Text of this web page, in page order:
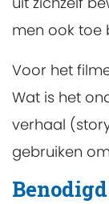
men ook toe
Voor het
Wat is het
verhaal
gebruiken